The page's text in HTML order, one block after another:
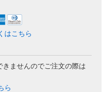
はこちら
ませんのでご注文の際は
ら